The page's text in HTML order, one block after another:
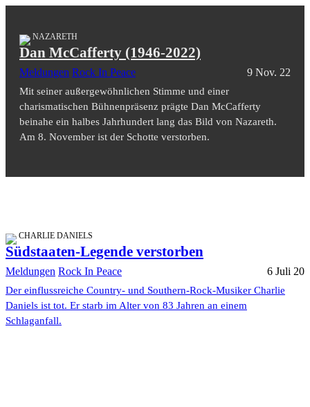
NAZARETH
Dan McCafferty (1946-2022)
Meldungen Rock In Peace 9 Nov. 22
Mit seiner außergewöhnlichen Stimme und einer
charismatischen Bühnenpräsenz prägte Dan McCafferty
beinahe ein halbes Jahrhundert lang das Bild von Nazareth.
Am 8. November ist der Schotte verstorben.
CHARLIE DANIELS
Südstaaten-Legende verstorben
Meldungen Rock In Peace 6 Juli 20
Der einflussreiche Country- und Southern-Rock-Musiker Charlie
Daniels ist tot. Er starb im Alter von 83 Jahren an einem
Schlaganfall.